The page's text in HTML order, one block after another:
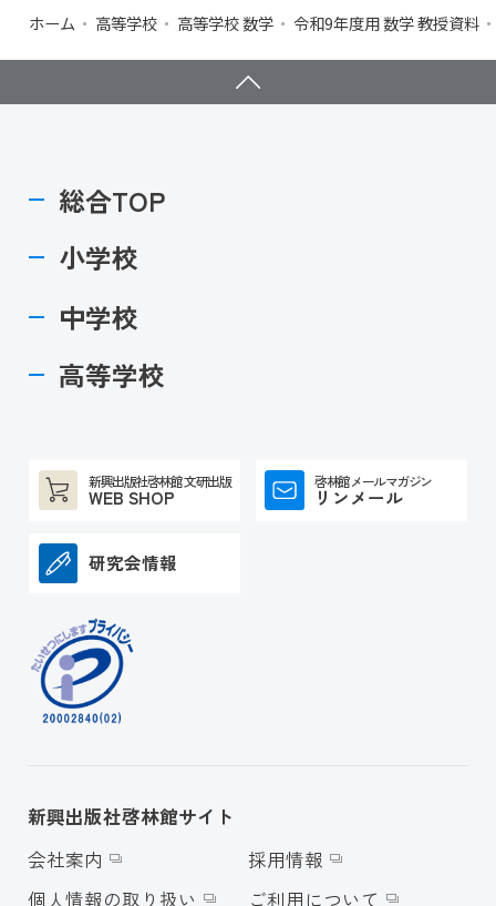
ホーム 高等学校 高等学校 数学 令和9年度用 数学 教授資料
総合TOP
小学校
中学校
高等学校
新興出版社啓林館 文研出版
WEB SHOP
啓林館メールマガジン
リンメール
研究会情報
新興出版社啓林館サイト
会社案内
採用情報
個人情報の取り扱い
ご利用について